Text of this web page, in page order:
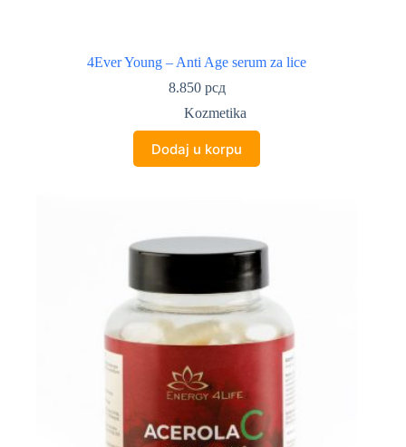
4Ever Young – Anti Age serum za lice
8.850 рсд
Kozmetika
Dodaj u korpu